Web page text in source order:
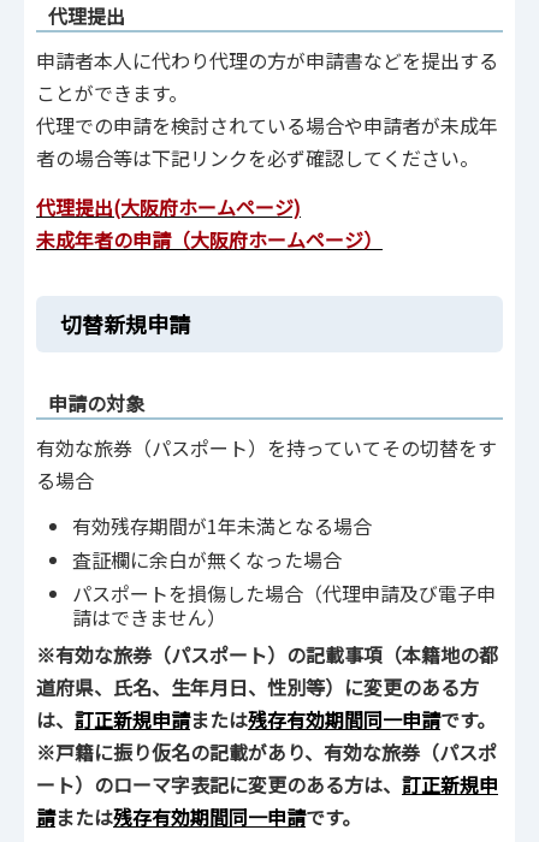
代理提出
申請者本人に代わり代理の方が申請書などを提出する
ことができます。
代理での申請を検討されている場合や申請者が未成年
者の場合等は下記リンクを必ず確認してください。
代理提出(大阪府ホームページ)
未成年者の申請（大阪府ホームページ）
切替新規申請
申請の対象
有効な旅券（パスポート）を持っていてその切替をす
る場合
有効残存期間が1年未満となる場合
査証欄に余白が無くなった場合
パスポートを損傷した場合（代理申請及び電子申
請はできません）
※有効な旅券（パスポート）の記載事項（本籍地の都
道府県、氏名、生年月日、性別等）に変更のある方
は、 訂正新規申請または残存有効期間同一申請です。
※戸籍に振り仮名の記載があり、有効な旅券（パスポ
ート）のローマ字表記に変更のある方は、 訂正新規申
請または残存有効期間同一申請です。